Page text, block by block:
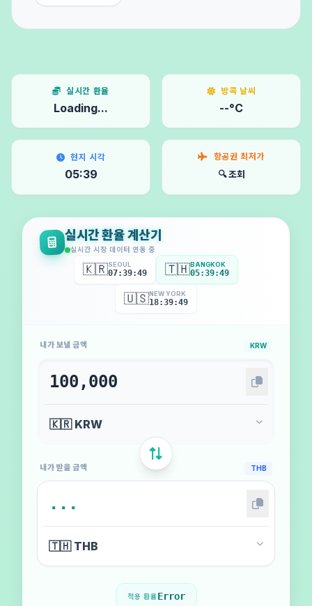
실시간 환율
Loading...
방콕 날씨
--°C
현지 시각
05:39
항공권 최저가
🔍 조회
실시간 환율 계산기
실시간 시장 데이터 연동 중
🇰🇷SEOUL
07:39:51 🇹🇭BANGKOK
05:39:51
🇺🇸NEW YORK
18:39:51
내가 보낼 금액 KRW
내가 받을 금액 THB
적용 환율Error